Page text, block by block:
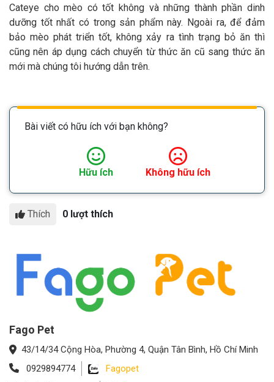
Cateye cho mèo có tốt không và những thành phần dinh
dưỡng tốt nhất có trong sản phẩm này. Ngoài ra, để đảm
bảo mèo phát triển tốt, không xảy ra tình trạng bỏ ăn thì
cũng nên áp dụng cách chuyển từ thức ăn cũ sang thức ăn
mới mà chúng tôi hướng dẫn trên.
Bài viết có hữu ích với bạn không?
Hữu ích Không hữu ích
Thích 0 lượt thích
Fago Pet
43/14/34 Cộng Hòa, Phường 4, Quận Tân Bình, Hồ Chí Minh
0929894774
Fagopet